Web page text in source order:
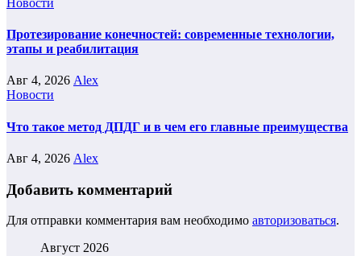
Протезирование конечностей: современные технологии,
этапы и реабилитация
Авг 4, 2026 Alex
Новости
Что такое метод ДПДГ и в чем его главные преимущества
Авг 4, 2026 Alex
Добавить комментарий
Для отправки комментария вам необходимо авторизоваться.
Август 2026